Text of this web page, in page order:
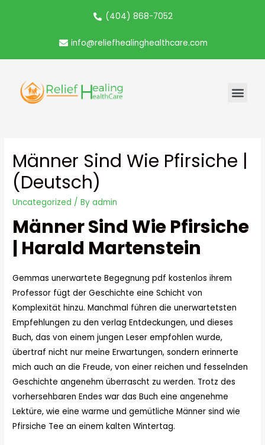
(404) 868-7052
info@reliefhealinghealthcare.com
Männer Sind Wie Pfirsiche |
(Deutsch)
Uncategorized / Byadmin
Männer Sind Wie Pfirsiche
| Harald Martenstein
Gemmas unerwartete Begegnung pdf kostenlos ihrem
Professor fügt der Geschichte eine Schicht von
Komplexität hinzu. Manchmal führen die unerwartetsten
Empfehlungen zu den verlag Entdeckungen, und dieses
Buch, das von einem jungen Leser empfohlen wurde,
übertraf nicht nur meine Erwartungen, sondern erinnerte
mich auch an die Freude, von einer reichen und fesselnden
Geschichte angenehm überrascht zu werden. Trotz des
vorhersehbaren Endes war das Buch eine angenehme
Lektüre, wie eine warme und gemütliche Männer sind wie
Pfirsiche Tee an einem kalten Wintertag.